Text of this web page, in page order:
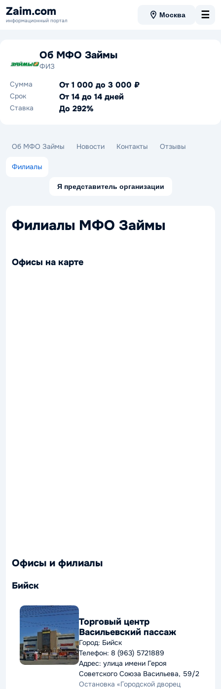
Zaim.com
информационный портал
Москва ☰
Об МФО Займы
ФИЗ
Сумма
От 1 000 до 3 000 ₽
Срок От 14 до 14 дней
Ставка До 292%
Об МФО Займы Новости Контакты Отзывы
Филиалы
Я представитель организации
Филиалы МФО Займы
Офисы на карте
Офисы и филиалы
Бийск
Торговый центр
Васильевский пассаж
Город: Бийск
Телефон: 8 (963) 5721889
Адрес: улица имени Героя
Советского Союза Васильева, 59/2
Остановка «Городской дворец